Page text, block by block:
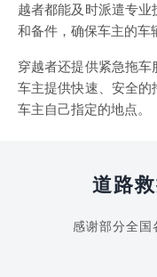
越者都能及时派遣专
和备件，确保车主的车
穿越者还提供紧急拖
车主提供快速、安全
车主自己指定的地点。
道路
感谢部分全国